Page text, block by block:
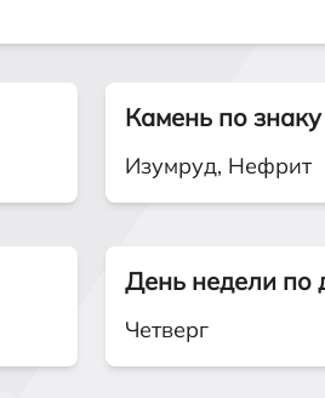
Камень по
Изумруд, Нефрит
День недели по
Четверг